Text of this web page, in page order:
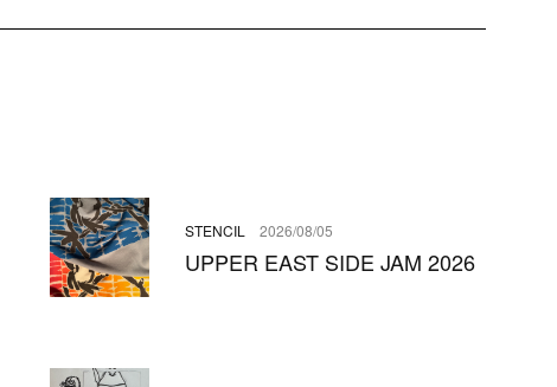
STENCIL 2026/08/05
UPPER EAST SIDE JAM 2026